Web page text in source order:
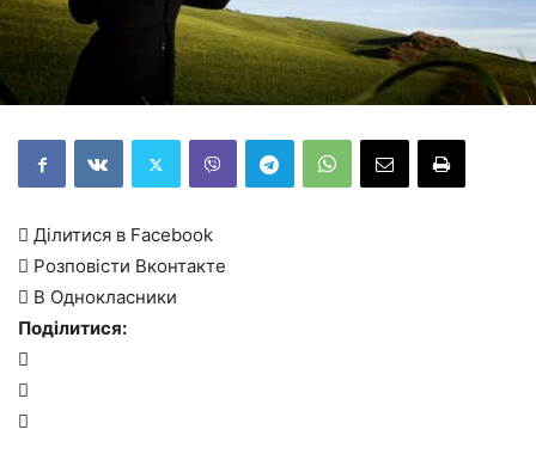
 Ділитися в Facebook
 Розповісти Вконтакте
 В Однокласники
Поділитися:


